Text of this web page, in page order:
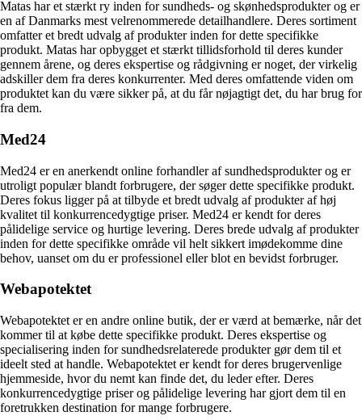
Matas har et stærkt ry inden for sundheds- og skønhedsprodukter og er
en af Danmarks mest velrenommerede detailhandlere. Deres sortiment
omfatter et bredt udvalg af produkter inden for dette specifikke
produkt. Matas har opbygget et stærkt tillidsforhold til deres kunder
gennem årene, og deres ekspertise og rådgivning er noget, der virkelig
adskiller dem fra deres konkurrenter. Med deres omfattende viden om
produktet kan du være sikker på, at du får nøjagtigt det, du har brug for
fra dem.
Med24
Med24 er en anerkendt online forhandler af sundhedsprodukter og er
utroligt populær blandt forbrugere, der søger dette specifikke produkt.
Deres fokus ligger på at tilbyde et bredt udvalg af produkter af høj
kvalitet til konkurrencedygtige priser. Med24 er kendt for deres
pålidelige service og hurtige levering. Deres brede udvalg af produkter
inden for dette specifikke område vil helt sikkert imødekomme dine
behov, uanset om du er professionel eller blot en bevidst forbruger.
Webapotektet
Webapotektet er en andre online butik, der er værd at bemærke, når det
kommer til at købe dette specifikke produkt. Deres ekspertise og
specialisering inden for sundhedsrelaterede produkter gør dem til et
ideelt sted at handle. Webapotektet er kendt for deres brugervenlige
hjemmeside, hvor du nemt kan finde det, du leder efter. Deres
konkurrencedygtige priser og pålidelige levering har gjort dem til en
foretrukken destination for mange forbrugere.